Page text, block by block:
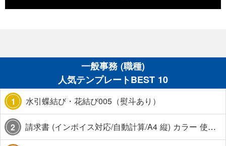
一般事務 (職種)
人気テンプレートBEST 10
1 水引蝶結び・花結び005（熨斗あり）
2 請求書 (インボイス対応/自動計算/A4 縦) カラー 使い方解説あり